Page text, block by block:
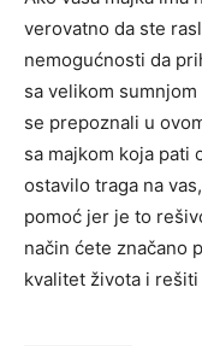
verovatno da ste
nemogućnosti da
sa velikom
se prepoznali u
sa majkom koja pati
ostavilo traga na
pomoć jer je to
način ćete značano
kvalitet života i